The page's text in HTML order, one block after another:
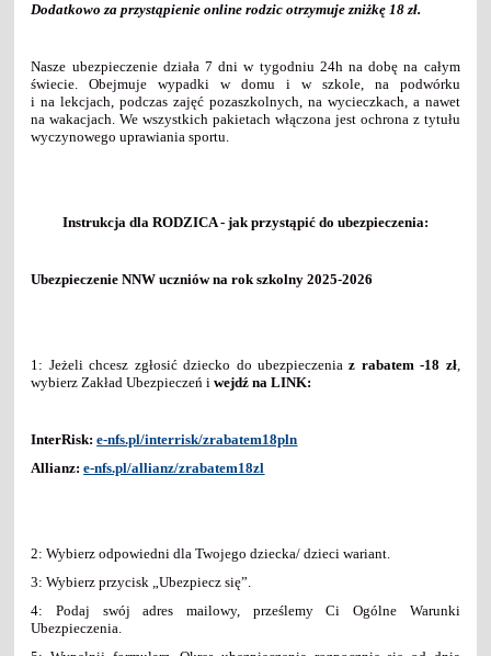
Dodatkowo za przystąpienie online rodzic otrzymuje zniżkę 18 zł.
Nasze ubezpieczenie działa 7 dni w tygodniu 24h na dobę na całym
świecie. Obejmuje wypadki w domu i w szkole, na podwórku
i na lekcjach, podczas zajęć pozaszkolnych, na wycieczkach, a nawet
na wakacjach. We wszystkich pakietach włączona jest ochrona z tytułu
wyczynowego uprawiania sportu.
Instrukcja dla RODZICA - jak przystąpić do ubezpieczenia:
Ubezpieczenie NNW uczniów na rok szkolny 2025-2026
1: Jeżeli chcesz zgłosić dziecko do ubezpieczeniaz rabatem -18 zł,
wybierz Zakład Ubezpieczeń i wejdź na LINK:
InterRisk:e-nfs.pl/interrisk/zrabatem18pln
Allianz:e-nfs.pl/allianz/zrabatem18zl
2: Wybierz odpowiedni dla Twojego dziecka/ dzieci wariant.
3: Wybierz przycisk „Ubezpiecz się”.
4: Podaj swój adres mailowy, prześlemy Ci Ogólne Warunki
Ubezpieczenia.